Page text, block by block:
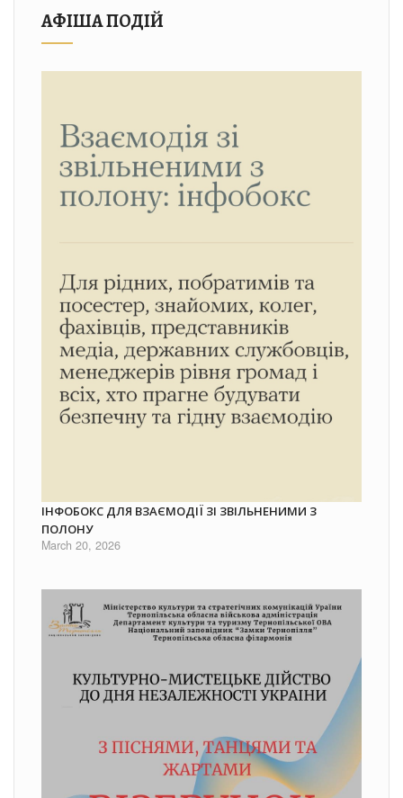
АФІША ПОДІЙ
ІНФОБОКС ДЛЯ ВЗАЄМОДІЇ ЗІ ЗВІЛЬНЕНИМИ З
ПОЛОНУ
March 20, 2026